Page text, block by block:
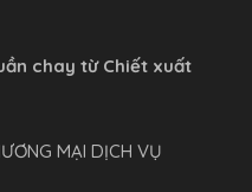
chay từ Chiết xuất
MẠI DỊCH VỤ